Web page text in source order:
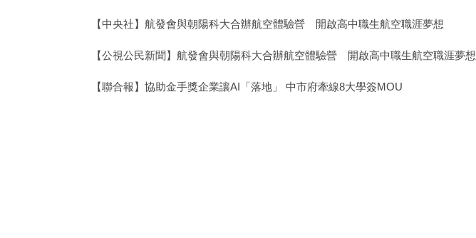
【中央社】航發會與朝陽科大合辦航空體驗營 開啟高中職生航空職涯夢想
【公視公民新聞】航發會與朝陽科大合辦航空體驗營 開啟高中職生航空職涯夢想
【聯合報】協助金手獎企業讓AI「落地」 中市府牽線8大學簽MOU